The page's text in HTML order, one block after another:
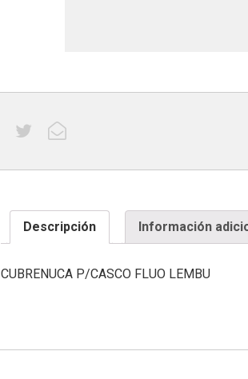
Descripción Información
CUBRENUCA P/CASCO FLUO LEMBU